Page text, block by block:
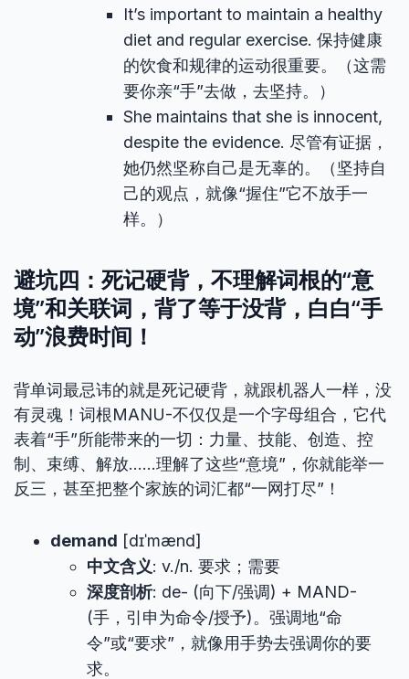
It’s important to maintain a healthy
diet and regular exercise. 保持健康
的饮食和规律的运动很重要。（这需
要你亲“手”去做，去坚持。）
She maintains that she is innocent,
despite the evidence. 尽管有证据，
她仍然坚称自己是无辜的。（坚持自
己的观点，就像“握住”它不放手一
样。）
避坑四：死记硬背，不理解词根的“意
境”和关联词，背了等于没背，白白“手
动”浪费时间！
背单词最忌讳的就是死记硬背，就跟机器人一样，没
有灵魂！词根MANU-不仅仅是一个字母组合，它代
表着“手”所能带来的一切：力量、技能、创造、控
制、束缚、解放……理解了这些“意境”，你就能举一
反三，甚至把整个家族的词汇都“一网打尽”！
demand [dɪˈmænd]
中文含义: v./n. 要求；需要
深度剖析: de- (向下/强调) + MAND-
(手，引申为命令/授予)。强调地“命
令”或“要求”，就像用手势去强调你的要
求。